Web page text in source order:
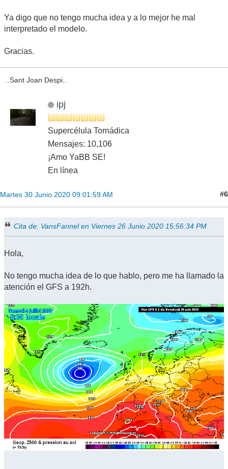
Ya digo que no tengo mucha idea y a lo mejor he mal
interpretado el modelo.
Gracias.
..Sant Joan Despi..
ipj
Supercélula Tornádica
Mensajes: 10,106
¡Amo YaBB SE!
En línea
Martes 30 Junio 2020 09:01:59 AM #6
Cita de: VansFannel en Viernes 26 Junio 2020 15:56:34 PM
Hola,
No tengo mucha idea de lo que hablo, pero me ha llamado la
atención el GFS a 192h.